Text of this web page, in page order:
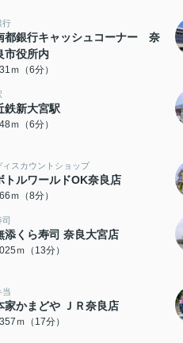
行
都銀行キャッシュコーナー 奈
市役所内
ｍ（6分）
鉄新大宮駅
ｍ（6分）
ィスカウントショップ
トルワールドOK奈良店
ｍ（8分）
添くら寿司 奈良大宮店
ｍ（13分）
当
家かまどや ＪＲ奈良店
ｍ（17分）